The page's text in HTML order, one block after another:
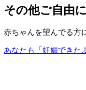
その他ご自由に
赤ちゃんを望んでる方
あなたも「妊娠できた